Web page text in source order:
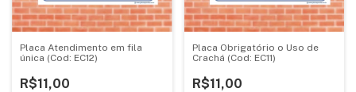
Placa Atendimento em fila
única (Cod: EC12)
R$11,00
Placa Obrigatório o Uso de
Crachá (Cod: EC11)
R$11,00